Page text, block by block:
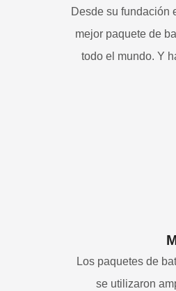
Desde su fundación
mejor paquete de
todo el mundo. Y
Los paquetes de
se utilizaron